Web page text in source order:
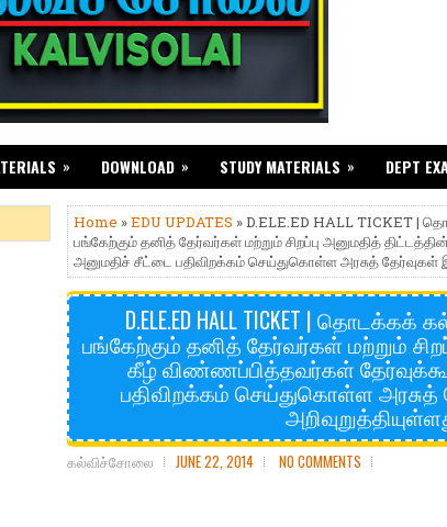
» DOWNLOAD » STUDY MATERIALS » DEPT
Home »EDU UPDATES » D.ELE.ED HALL TICKET |
பங்கேற்கும் தனித் தேர்வர்கள் மற்றும் சிறப்பு அனுமதித்
அனுமதிச் சீட்டை பதிவிறக்கம் செய்துகொள்ள அரசுத் தேர்வுகள்
D.ELE.ED HALL TICKET |
பங்கேற்கும் தனித் தேர்வர்கள் மற்றும்
கீழ் விண்ணப்பித்தவர்கள்
பதிவிறக்கம் செய்துகொள்ள
கல்விச்சோலை JUNE 22, 2014 NO COMMENTS